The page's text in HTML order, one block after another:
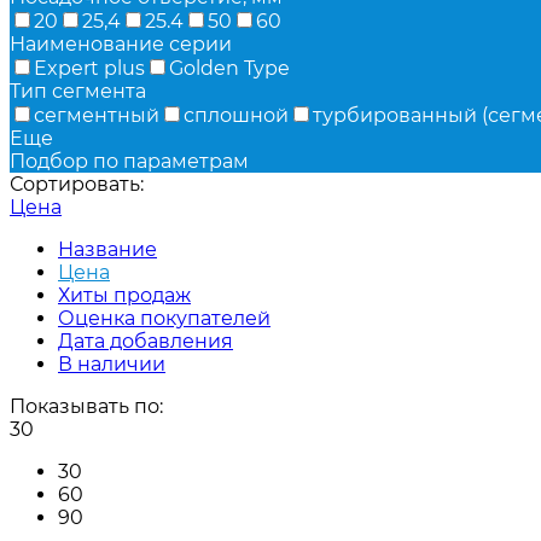
20
25,4 25.4 50
60
Наименование серии
Expert plus
Golden Type
Тип сегмента
сегментный
сплошной
турбированный
Еще
Подбор по параметрам
Сортировать:
Цена
Название
Цена
Хиты продаж
Оценка покупателей
Дата добавления
В наличии
Показывать по:
30
30
60
90